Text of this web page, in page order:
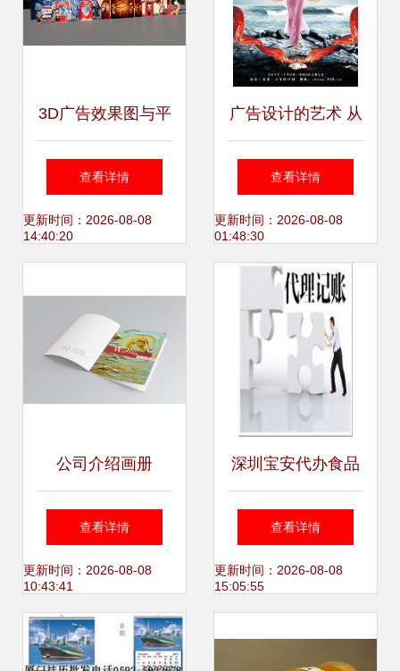
3D广告效果图与平
面设计的融合艺术
同行设计的新视角
查看详情
更新时间：2026-08-08
14:40:20
广告设计的艺术 从
概念到视觉的转化
之道
查看详情
更新时间：2026-08-08
01:48:30
公司介绍画册
查看详情
更新时间：2026-08-08
10:43:41
深圳宝安代办食品
生产许可证 专业服
务助力婺城企业合
查看详情
更新时间：2026-08-08
15:05:55